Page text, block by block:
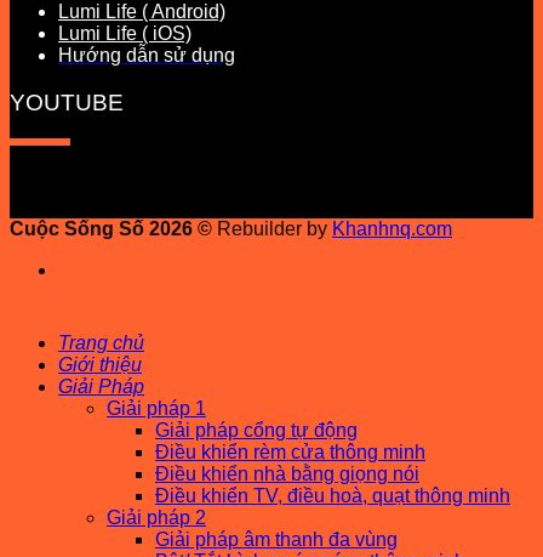
Lumi Life ( Android)
Lumi Life ( iOS)
Hướng dẫn sử dụng
YOUTUBE
Cuộc Sống Số 2026 © Rebuilder by Khanhnq.com
Trang chủ
Giới thiệu
Giải Pháp
Giải pháp 1
Giải pháp cổng tự động
Điều khiển rèm cửa thông minh
Điều khiển nhà bằng giọng nói
Điều khiển TV, điều hoà, quạt thông minh
Giải pháp 2
Giải pháp âm thanh đa vùng